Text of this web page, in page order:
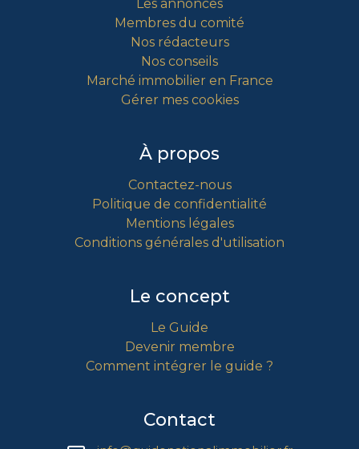
Les annonces
Membres du comité
Nos rédacteurs
Nos conseils
Marché immobilier en France
Gérer mes cookies
À propos
Contactez-nous
Politique de confidentialité
Mentions légales
Conditions générales d'utilisation
Le concept
Le Guide
Devenir membre
Comment intégrer le guide ?
Contact